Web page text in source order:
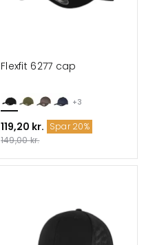
+3
Flexfit 6277 cap
119,20 kr. Spar 20%
149,00 kr.